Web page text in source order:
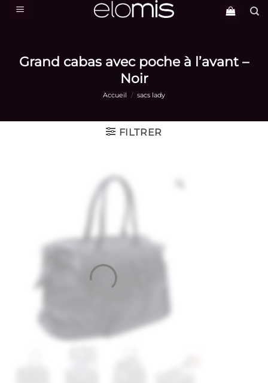
Passer
Grand cabas avec poche à l’avant –
Noir
Accueil / sacs lady
FILTRER